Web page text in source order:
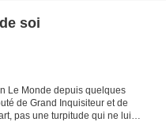
soi
Le Monde depuis quelques
de Grand Inquisiteur et de
pas une turpitude qui ne lui